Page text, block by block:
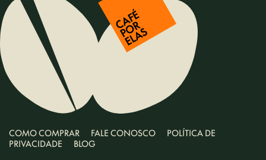
COMO COMPRAR FALE CONOSCO
POLÍTICA DE
PRIVACIDADE
BLOG